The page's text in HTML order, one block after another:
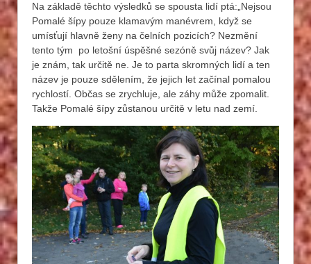
Na základě těchto výsledků se spousta lidí ptá:„Nejsou
Pomalé šípy pouze klamavým manévrem, když se
umísťují hlavně ženy na čelních pozicích? Nezmění
tento tým po letošní úspěšné sezóně svůj název? Jak
je znám, tak určitě ne. Je to parta skromných lidí a ten
název je pouze sdělením, že jejich let začínal pomalou
rychlostí. Občas se zrychluje, ale záhy může zpomalit.
Takže Pomalé šípy zůstanou určitě v letu nad zemí.